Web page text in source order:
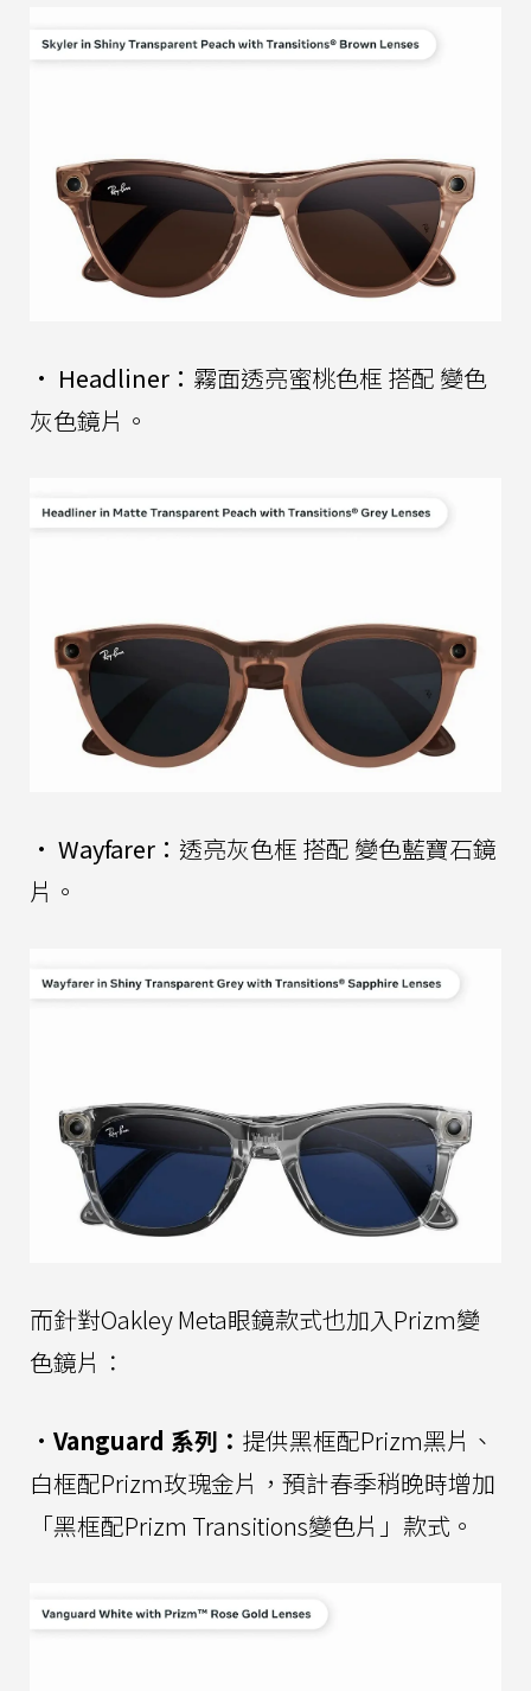
• Headliner： 霧面透亮蜜桃色框 搭配 變色
灰色鏡片。
• Wayfarer： 透亮灰色框 搭配 變色藍寶石鏡
片。
而針對Oakley Meta眼鏡款式也加入Prizm變
色鏡片：
• Vanguard 系列： 提供黑框配Prizm黑片、
白框配Prizm玫瑰金片，預計春季稍晚時增加
「黑框配Prizm Transitions變色片」款式。